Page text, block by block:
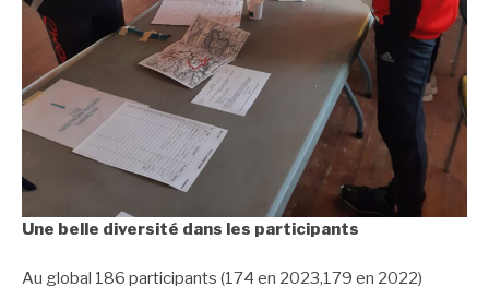
Une belle diversité dans les participants
Au global 186 participants (174 en 2023,179 en 2022)